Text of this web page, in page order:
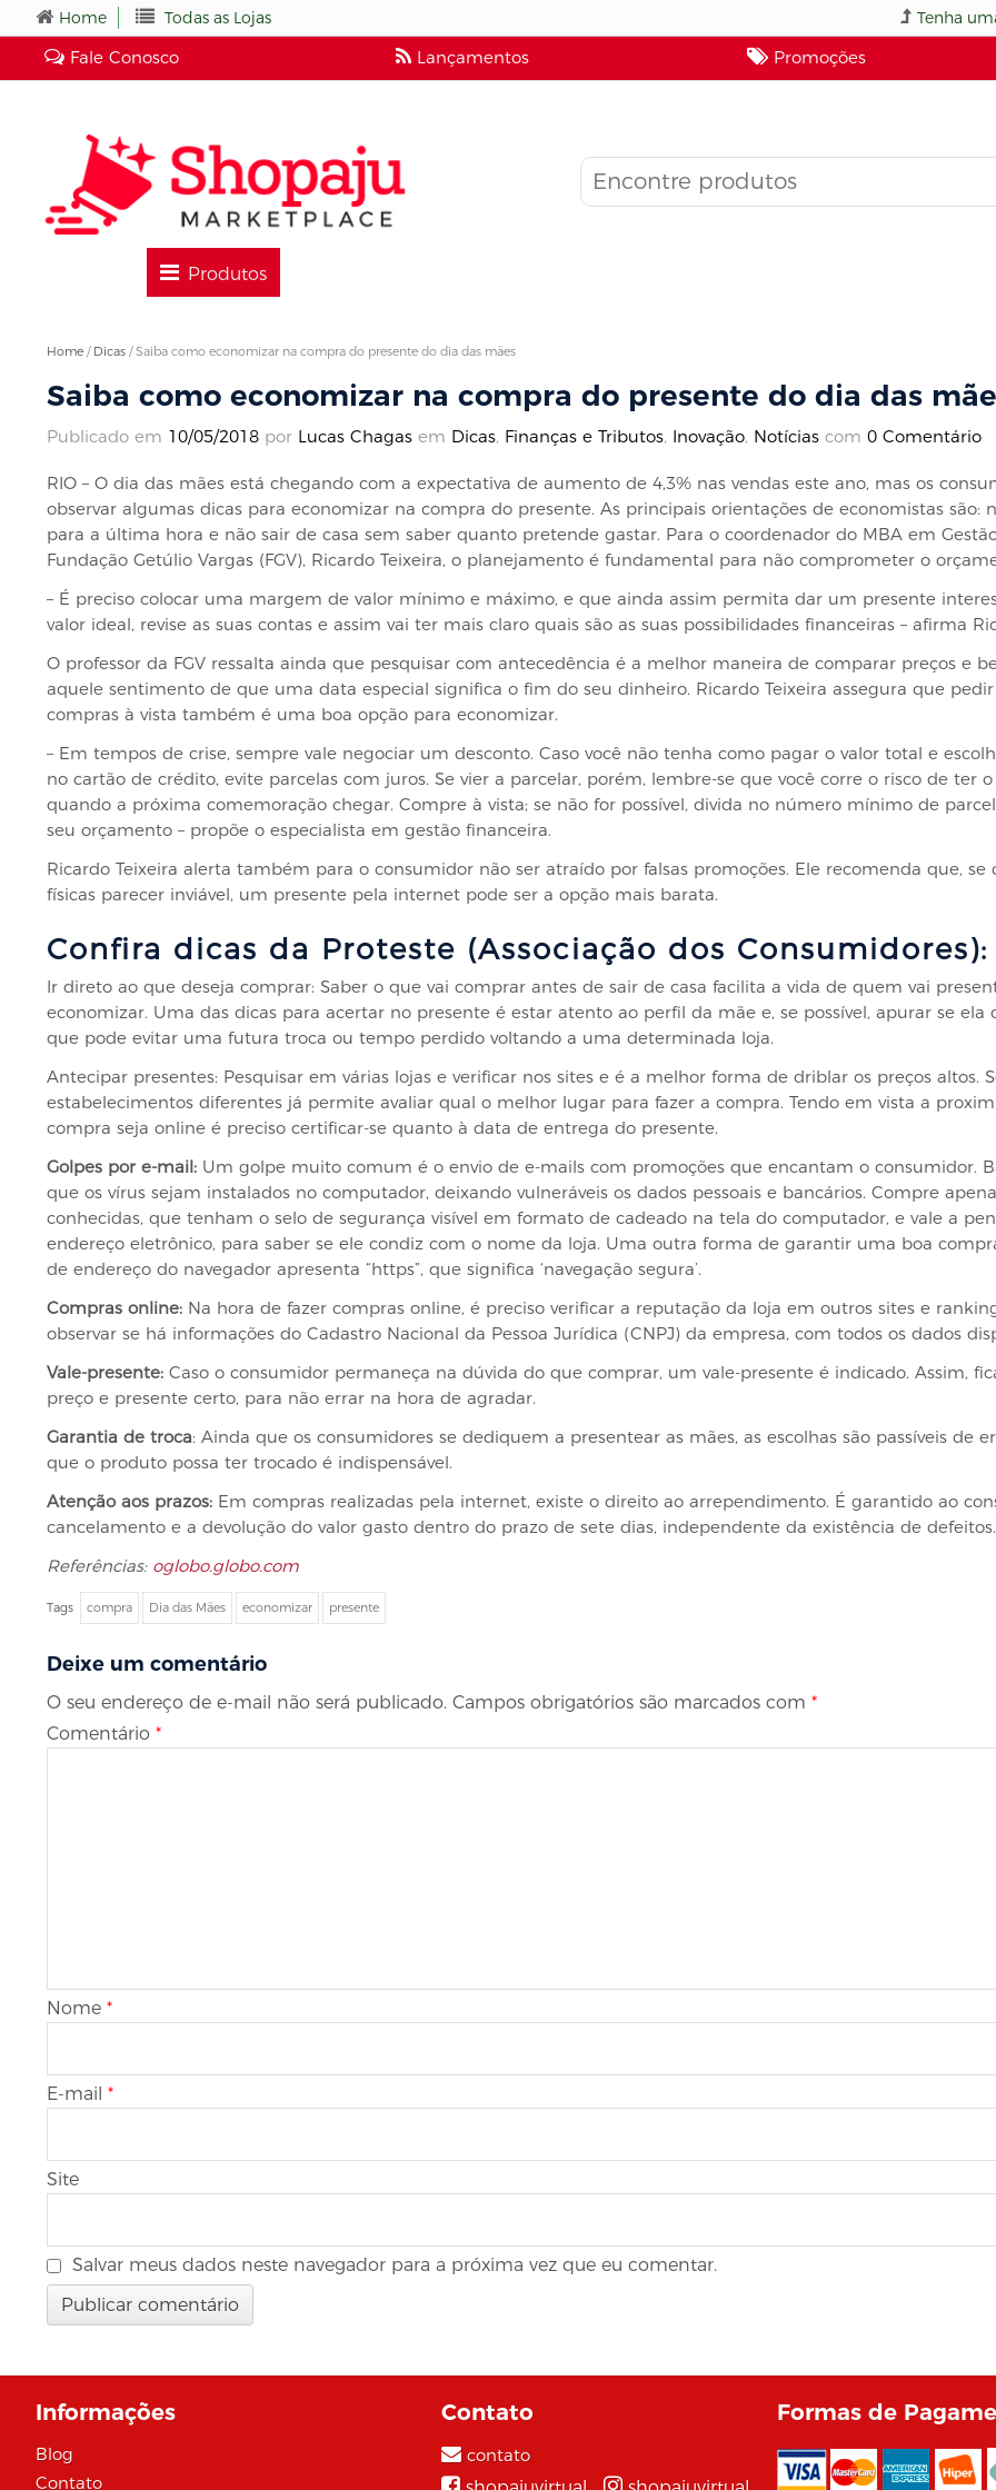
Fale Conosco Lançamentos Promoções
Home Todas as Lojas Tenha
Produtos
Home / Dicas /Saiba como economizar na compra do presente do dia das mães
Saiba como economizar na compra do presente do dia das
Publicado em 10/05/2018 por Lucas Chagas em Dicas, Finanças e Tributos, Inovação, Notícias com 0 Comentário
RIO – O dia das mães está chegando com a expectativa de aumento de 4,3% nas vendas este ano, mas os
observar algumas dicas para economizar na compra do presente. As principais orientações de economistas são:
para a última hora e não sair de casa sem saber quanto pretende gastar. Para o coordenador do MBA em
Fundação Getúlio Vargas (FGV), Ricardo Teixeira, o planejamento é fundamental para não comprometer o
– É preciso colocar uma margem de valor mínimo e máximo, e que ainda assim permita dar um presente
valor ideal, revise as suas contas e assim vai ter mais claro quais são as suas possibilidades financeiras – afirma
O professor da FGV ressalta ainda que pesquisar com antecedência é a melhor maneira de comparar preços e
aquele sentimento de que uma data especial significa o fim do seu dinheiro. Ricardo Teixeira assegura que
compras à vista também é uma boa opção para economizar.
– Em tempos de crise, sempre vale negociar um desconto. Caso você não tenha como pagar o valor total e
no cartão de crédito, evite parcelas com juros. Se vier a parcelar, porém, lembre-se que você corre o risco de ter
quando a próxima comemoração chegar. Compre à vista; se não for possível, divida no número mínimo de
seu orçamento – propõe o especialista em gestão financeira.
Ricardo Teixeira alerta também para o consumidor não ser atraído por falsas promoções. Ele recomenda que, se
físicas parecer inviável, um presente pela internet pode ser a opção mais barata.
Confira dicas da Proteste (Associação dos Consumidores):
Ir direto ao que deseja comprar: Saber o que vai comprar antes de sair de casa facilita a vida de quem vai
economizar. Uma das dicas para acertar no presente é estar atento ao perfil da mãe e, se possível, apurar se ela
que pode evitar uma futura troca ou tempo perdido voltando a uma determinada loja.
Antecipar presentes: Pesquisar em várias lojas e verificar nos sites e é a melhor forma de driblar os preços altos.
estabelecimentos diferentes já permite avaliar qual o melhor lugar para fazer a compra. Tendo em vista a
compra seja online é preciso certificar-se quanto à data de entrega do presente.
Golpes por e-mail: Um golpe muito comum é o envio de e-mails com promoções que encantam o consumidor.
que os vírus sejam instalados no computador, deixando vulneráveis os dados pessoais e bancários. Compre
conhecidas, que tenham o selo de segurança visível em formato de cadeado na tela do computador, e vale a
endereço eletrônico, para saber se ele condiz com o nome da loja. Uma outra forma de garantir uma boa
de endereço do navegador apresenta “https”, que significa ‘navegação segura’.
Compras online: Na hora de fazer compras online, é preciso verificar a reputação da loja em outros sites e
observar se há informações do Cadastro Nacional da Pessoa Jurídica (CNPJ) da empresa, com todos os dados
Vale-presente: Caso o consumidor permaneça na dúvida do que comprar, um vale-presente é indicado. Assim,
preço e presente certo, para não errar na hora de agradar.
Garantia de troca: Ainda que os consumidores se dediquem a presentear as mães, as escolhas são passíveis de
que o produto possa ter trocado é indispensável.
Atenção aos prazos: Em compras realizadas pela internet, existe o direito ao arrependimento. É garantido ao
cancelamento e a devolução do valor gasto dentro do prazo de sete dias, independente da existência de defeitos.
Referências: oglobo.globo.com
Tags compra Dia das Mães economizar presente
Deixe um comentário
O seu endereço de e-mail não será publicado. Campos obrigatórios são marcados com *
Comentário *
Nome *
E-mail *
Site
Salvar meus dados neste navegador para a próxima vez que eu comentar.
Informações
Blog
Contato
Contato
contato
Formas de